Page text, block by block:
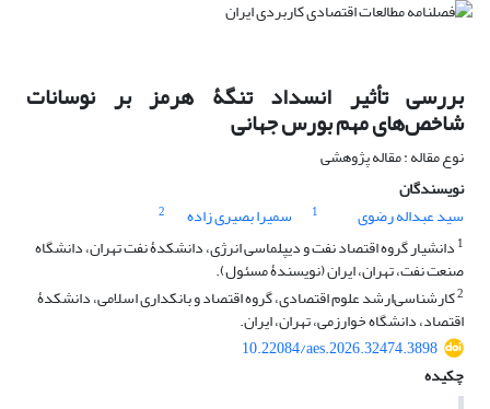
بررسی تأثیر انسداد تنگۀ هرمز بر نوسانات
شاخص‌های مهم بورس جهانی
نوع مقاله : مقاله پژوهشی
نویسندگان
سید عبداله رضوی
1 سمیرا بصیری زاده
2
1 دانشیار گروه اقتصاد نفت و دیپلماسی انرژی، دانشکدۀ نفت تهران، دانشگاه
صنعت نفت، تهران، ایران (نویسندۀ مسئول).
2کارشناسی‌ارشد علوم اقتصادی، گروه اقتصاد و بانکداری اسلامی، دانشکدۀ
اقتصاد، دانشگاه خوارزمی، تهران، ایران.
10.22084/aes.2026.32474.3898
چکیده